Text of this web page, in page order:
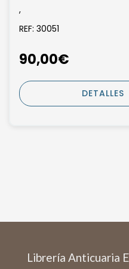
,
REF: 30051
90,00€
DETALLES
Librería Anticuaria